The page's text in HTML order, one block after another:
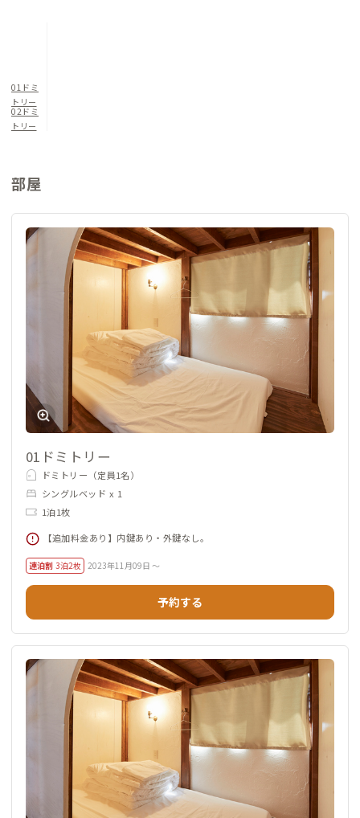
01ドミ
トリー
02ドミ
トリー
部屋
01ドミトリー
ドミトリー（定員1名）
シングルベッド x 1
1泊1枚
【追加料金あり】内鍵あり・外鍵なし。
連泊割 3泊2枚 2023年11月09日 ～
予約する